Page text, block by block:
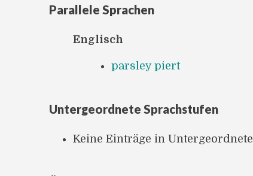
Parallele Sprachen
Englisch
parsley piert
Untergeordnete Sprachstufen
Keine Einträge in